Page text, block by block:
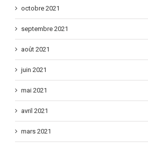
octobre 2021
septembre 2021
août 2021
juin 2021
mai 2021
avril 2021
mars 2021